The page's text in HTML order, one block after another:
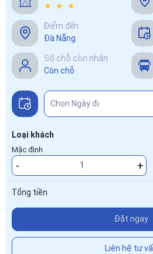
★ ★ ★
Điểm đến
Đà Nẵng
Số chỗ còn nhận
Còn chỗ
Loại khách
Mặc định
- +
Tổng tiền
Đặt ngay
Liên hệ tư